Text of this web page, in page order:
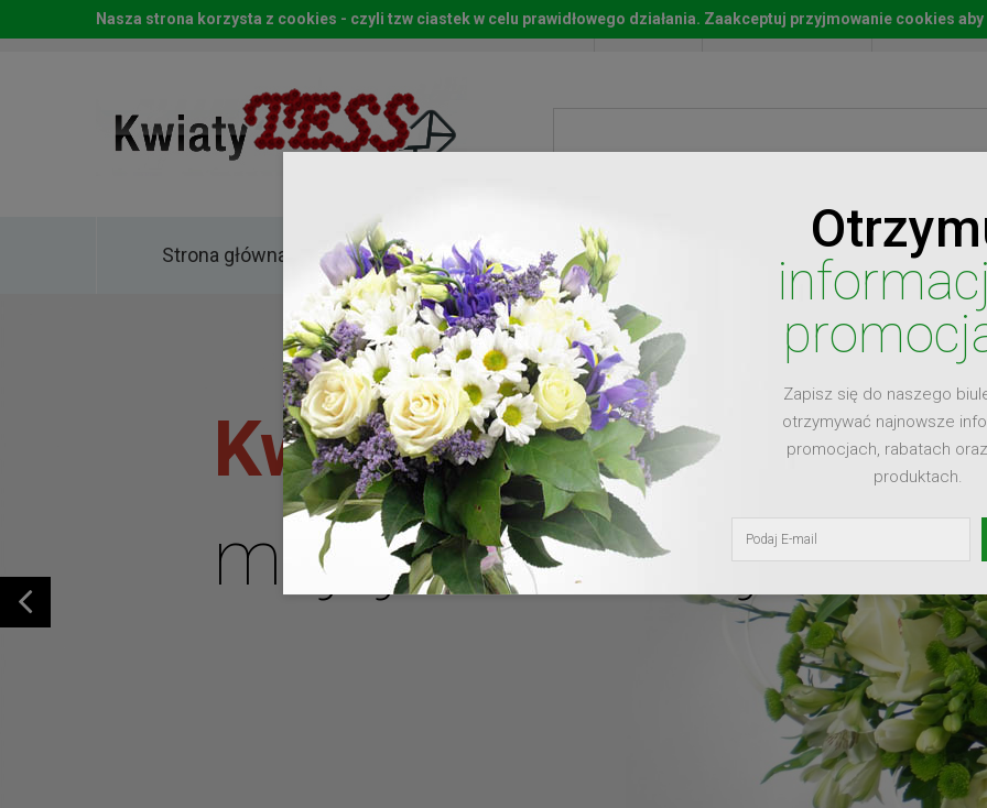
Start Moje konto Lista
Strona główna Kwiaty
Kwiaty dla
mojej ukochanej
Zapisz się do naszego
otrzymywać najnowsze
promocjach, rabatach
produktach.
Nasza strona korzysta z cookies - czyli tzw ciastek w celu prawidłowego działania. Zaakceptuj przyjmowanie cookies